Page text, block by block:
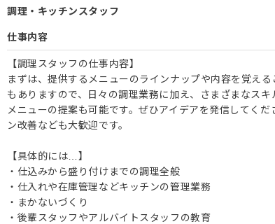
調理・キッチンスタッフ
仕事内容
【調理スタッフの仕事内容】
まずは、提供するメニューのラインナップや内容を覚え
もありますので、日々の調理業務に加え、さまざまなスキ
メニューの提案も可能です。ぜひアイデアを発信してく
ン改善なども大歓迎です。
【具体的には…】
・仕込みから盛り付けまでの調理全般
・仕入れや在庫管理などキッチンの管理業務
・まかないづくり
・後輩スタッフやアルバイトスタッフの教育